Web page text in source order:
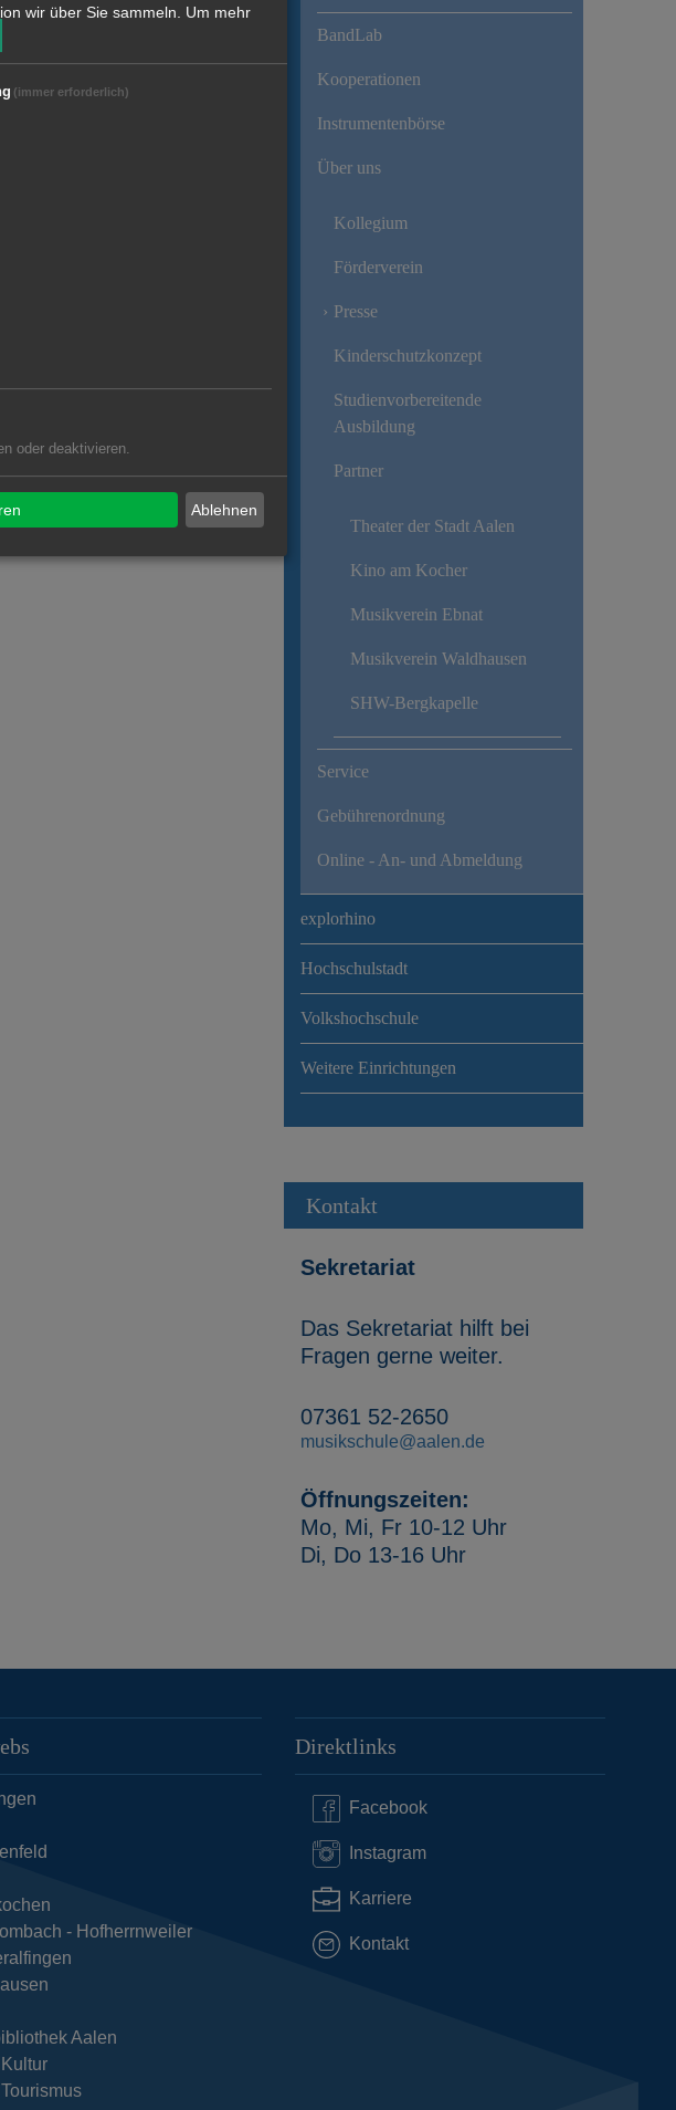
BandLab
Kooperationen
Instrumentenbörse
Über uns
Kollegium
Förderverein
Presse
Kinderschutzkonzept
Studienvorbereitende
Ausbildung
Partner
Theater der Stadt Aalen
Kino am Kocher
Musikverein Ebnat
Musikverein Waldhausen
SHW-Bergkapelle
Service
Gebührenordnung
Online - An- und Abmeldung
explorhino
Hochschulstadt
Volkshochschule
Weitere Einrichtungen
Kontakt
Sekretariat
Das Sekretariat hilft bei
Fragen gerne weiter.
07361 52-2650
musikschule@aalen.de
Öffnungszeiten:
Mo, Mi, Fr 10-12 Uhr
Di, Do 13-16 Uhr
- Hofherrnweiler
Aalen
Direktlinks
Facebook
Instagram
Karriere
Kontakt
wir über Sie sammeln. Um mehr
(immer erforderlich)
oder deaktivieren.
Ablehnen